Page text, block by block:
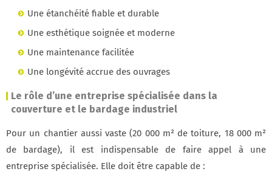
Une étanchéité fiable et durable
Une esthétique soignée et moderne
Une maintenance facilitée
Une longévité accrue des ouvrages
Le rôle d’une entreprise spécialisée dans la
couverture et le bardage industriel
Pour un chantier aussi vaste (20 000 m² de toiture, 18 000 m²
de bardage), il est indispensable de faire appel à une
entreprise spécialisée. Elle doit être capable de :